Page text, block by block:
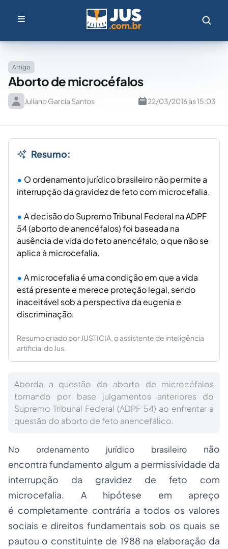
Artigo
Aborto de microcéfalos
Juliano Garcia Santos 22/03/2016 às 15:03
Resumo:
O ordenamento jurídico brasileiro não permite a
interrupção da gravidez de feto com microcefalia.
A decisão do Supremo Tribunal Federal na ADPF
54 (aborto de anencéfalos) foi baseada na
ausência de vida do feto anencéfalo, o que não se
aplica à microcefalia.
A microcefalia é uma condição em que a vida
está presente e merece proteção legal, sendo
inaceitável sob a perspectiva da eugenia e
discriminação.
Resumo criado por JUSTICIA, o assistente de inteligência
artificial do Jus.
Aborda a questão do aborto de microcéfalos
tomando por base julgamentos anteriores do
Supremo Tribunal Federal (ADPF 54) ao enfrentar a
questão do aborto de feto anencefálico.
No ordenamento jurídico brasileiro não
encontra fundamento algum a permissividade da
interrupção da gravidez de feto com
microcefalia. A hipótese em apreço
é completamente contrária a todos os valores
sociais e direitos fundamentais sob os quais se
pautou o constituinte de 1988 na elaboração da